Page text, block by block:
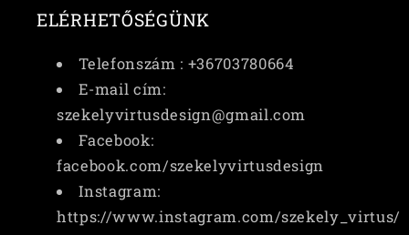
ELÉRHETŐSÉGÜNK
Telefonszám : +36703780664
E-mail cím:
szekelyvirtusdesign@gmail.com
Facebook:
facebook.com/szekelyvirtusdesign
Instagram:
https://www.instagram.com/szekely_virtus/